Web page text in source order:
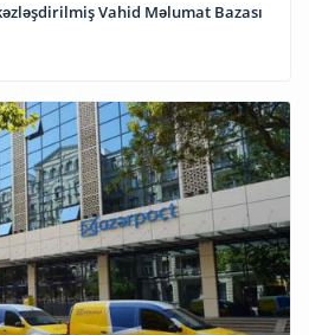
Vahid Məlumat Bazası